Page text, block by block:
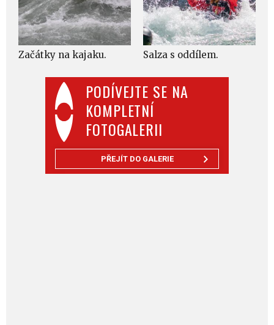
PODÍVEJTE SE NA
KOMPLETNÍ
FOTOGALERII
PŘEJÍT DO GALERIE
Začátky na kajaku. Salza s oddílem.